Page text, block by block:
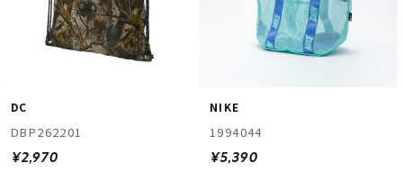
DC
DBP262201
¥2,970
NIKE
1994044
¥5,390